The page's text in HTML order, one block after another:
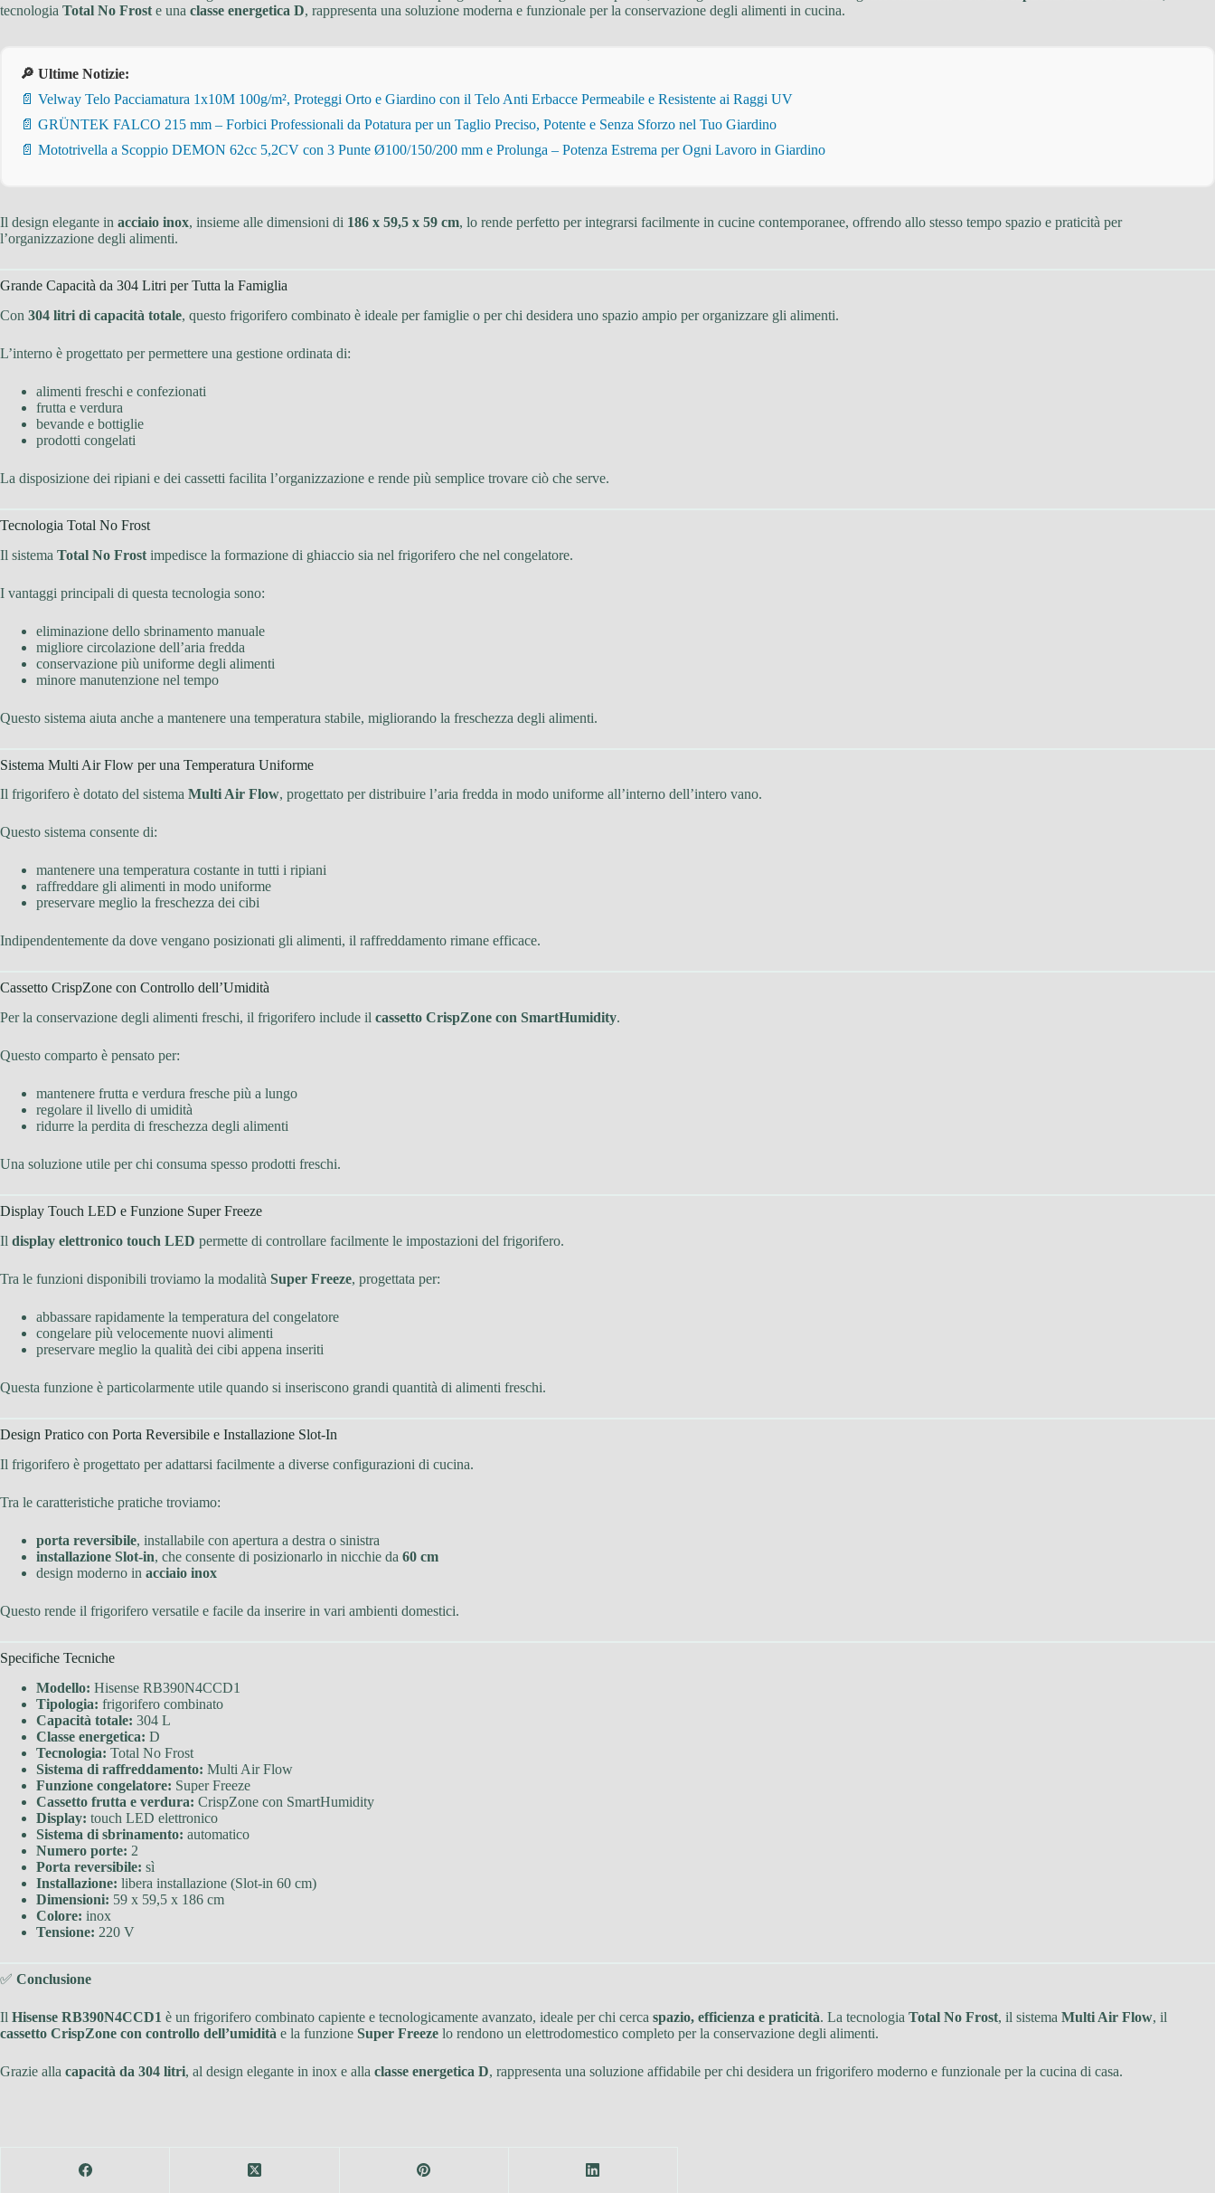
tecnologia Total No Frost e una classe energetica D, rappresenta una soluzione moderna e funzionale per la conservazione degli alimenti in cucina.
🔎 Ultime Notizie:
📄 Velway Telo Pacciamatura 1x10M 100g/m², Proteggi Orto e Giardino con il Telo Anti Erbacce Permeabile e Resistente ai Raggi UV
📄 GRÜNTEK FALCO 215 mm – Forbici Professionali da Potatura per un Taglio Preciso, Potente e Senza Sforzo nel Tuo Giardino
📄 Mototrivella a Scoppio DEMON 62cc 5,2CV con 3 Punte Ø100/150/200 mm e Prolunga – Potenza Estrema per Ogni Lavoro in Giardino
Il design elegante in acciaio inox, insieme alle dimensioni di 186 x 59,5 x 59 cm, lo rende perfetto per integrarsi facilmente in cucine contemporanee, offrendo allo stesso tempo spazio e praticità per
l’organizzazione degli alimenti.
Grande Capacità da 304 Litri per Tutta la Famiglia
Con 304 litri di capacità totale, questo frigorifero combinato è ideale per famiglie o per chi desidera uno spazio ampio per organizzare gli alimenti.
L’interno è progettato per permettere una gestione ordinata di:
alimenti freschi e confezionati
frutta e verdura
bevande e bottiglie
prodotti congelati
La disposizione dei ripiani e dei cassetti facilita l’organizzazione e rende più semplice trovare ciò che serve.
Tecnologia Total No Frost
Il sistema Total No Frost impedisce la formazione di ghiaccio sia nel frigorifero che nel congelatore.
I vantaggi principali di questa tecnologia sono:
eliminazione dello sbrinamento manuale
migliore circolazione dell’aria fredda
conservazione più uniforme degli alimenti
minore manutenzione nel tempo
Questo sistema aiuta anche a mantenere una temperatura stabile, migliorando la freschezza degli alimenti.
Sistema Multi Air Flow per una Temperatura Uniforme
Il frigorifero è dotato del sistema Multi Air Flow, progettato per distribuire l’aria fredda in modo uniforme all’interno dell’intero vano.
Questo sistema consente di:
mantenere una temperatura costante in tutti i ripiani
raffreddare gli alimenti in modo uniforme
preservare meglio la freschezza dei cibi
Indipendentemente da dove vengano posizionati gli alimenti, il raffreddamento rimane efficace.
Cassetto CrispZone con Controllo dell’Umidità
Per la conservazione degli alimenti freschi, il frigorifero include il cassetto CrispZone con SmartHumidity.
Questo comparto è pensato per:
mantenere frutta e verdura fresche più a lungo
regolare il livello di umidità
ridurre la perdita di freschezza degli alimenti
Una soluzione utile per chi consuma spesso prodotti freschi.
Display Touch LED e Funzione Super Freeze
Il display elettronico touch LED permette di controllare facilmente le impostazioni del frigorifero.
Tra le funzioni disponibili troviamo la modalità Super Freeze, progettata per:
abbassare rapidamente la temperatura del congelatore
congelare più velocemente nuovi alimenti
preservare meglio la qualità dei cibi appena inseriti
Questa funzione è particolarmente utile quando si inseriscono grandi quantità di alimenti freschi.
Design Pratico con Porta Reversibile e Installazione Slot-In
Il frigorifero è progettato per adattarsi facilmente a diverse configurazioni di cucina.
Tra le caratteristiche pratiche troviamo:
porta reversibile, installabile con apertura a destra o sinistra
installazione Slot-in, che consente di posizionarlo in nicchie da 60 cm
design moderno in acciaio inox
Questo rende il frigorifero versatile e facile da inserire in vari ambienti domestici.
Specifiche Tecniche
Modello: Hisense RB390N4CCD1
Tipologia: frigorifero combinato
Capacità totale: 304 L
Classe energetica: D
Tecnologia: Total No Frost
Sistema di raffreddamento: Multi Air Flow
Funzione congelatore: Super Freeze
Cassetto frutta e verdura: CrispZone con SmartHumidity
Display: touch LED elettronico
Sistema di sbrinamento: automatico
Numero porte: 2
Porta reversibile: sì
Installazione: libera installazione (Slot-in 60 cm)
Dimensioni: 59 x 59,5 x 186 cm
Colore: inox
Tensione: 220 V
✅ Conclusione
Il Hisense RB390N4CCD1 è un frigorifero combinato capiente e tecnologicamente avanzato, ideale per chi cerca spazio, efficienza e praticità. La tecnologia Total No Frost, il sistema Multi Air Flow, il
cassetto CrispZone con controllo dell’umidità e la funzione Super Freeze lo rendono un elettrodomestico completo per la conservazione degli alimenti.
Grazie alla capacità da 304 litri, al design elegante in inox e alla classe energetica D, rappresenta una soluzione affidabile per chi desidera un frigorifero moderno e funzionale per la cucina di casa.